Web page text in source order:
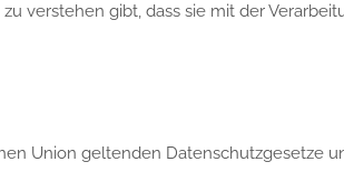
verstehen gibt, dass sie mit der
Union geltenden Datenschutzgesetze